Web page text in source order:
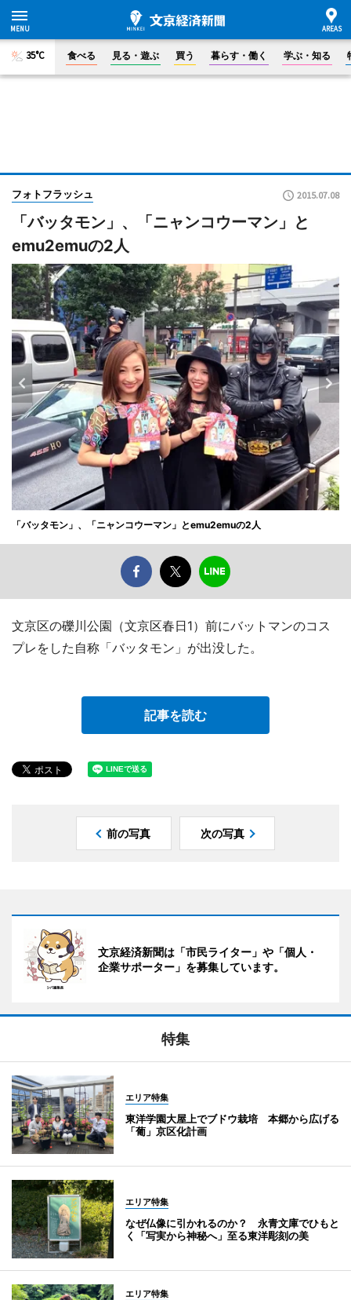
35°C 食べる 見る・遊ぶ 買う 暮らす・働く 学ぶ・知る
フォトフラッシュ 2015.07.08
「バッタモン」、「ニャンコウーマン」と
emu2emuの2人
「バッタモン」、「ニャンコウーマン」とemu2emuの2人
文京区の礫川公園（文京区春日1）前にバットマンのコス
プレをした自称「バッタモン」が出没した。
記事を読む
前の写真 次の写真
文京経済新聞は「市民ライター」や「個人・
企業サポーター」を募集しています。
特集
エリア特集
東洋学園大屋上でブドウ栽培 本郷から広げる
「葡」京区化計画
エリア特集
なぜ仏像に引かれるのか？ 永青文庫でひもと
く「写実から神秘へ」至る東洋彫刻の美
エリア特集